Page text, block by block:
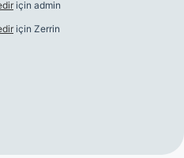
için admin
için Zerrin